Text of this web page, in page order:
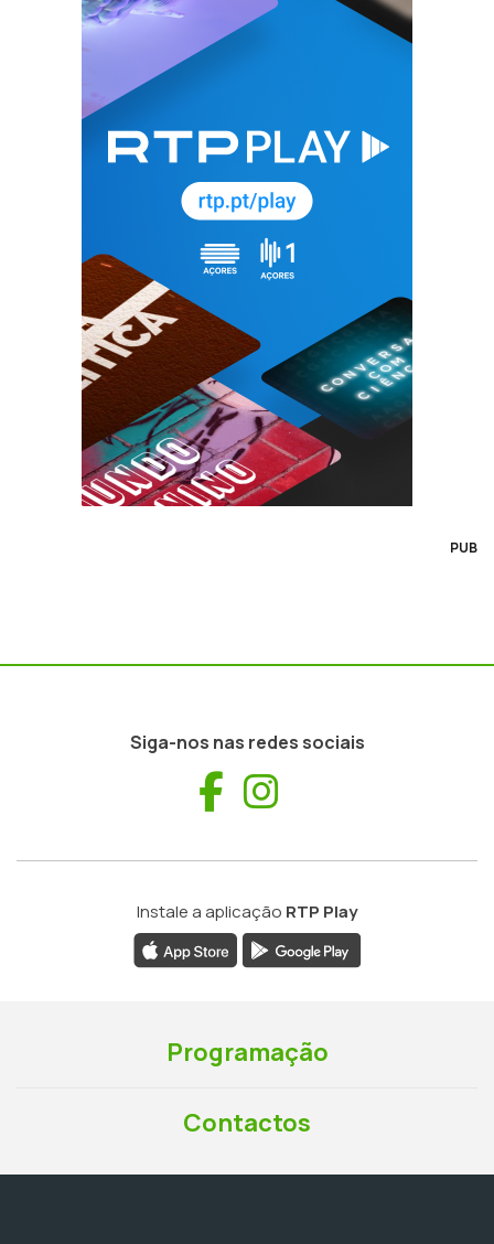
PUB
Siga-nos nas redes sociais
Facebook
Instale a aplicação RTP Play
Programação
Contactos